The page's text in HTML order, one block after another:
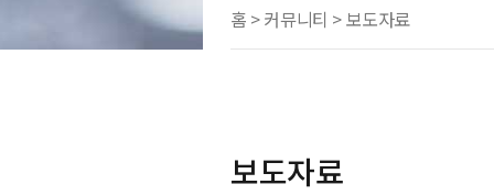
홈 > 커뮤니티 > 보도자료
보도자료